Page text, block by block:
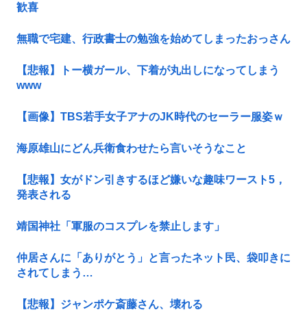
歓喜
無職で宅建、行政書士の勉強を始めてしまったおっさん
【悲報】トー横ガール、下着が丸出しになってしまう
www
【画像】TBS若手女子アナのJK時代のセーラー服姿ｗ
海原雄山にどん兵衛食わせたら言いそうなこと
【悲報】女がドン引きするほど嫌いな趣味ワースト5，
発表される
靖国神社「軍服のコスプレを禁止します」
仲居さんに「ありがとう」と言ったネット民、袋叩きに
されてしまう…
【悲報】ジャンポケ斎藤さん、壊れる